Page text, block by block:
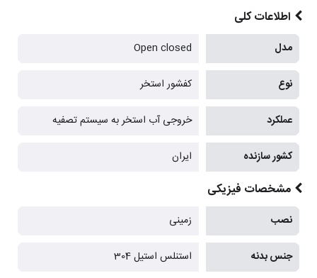
اطلاعات کلی
مدل Open closed
نوع کفشور استخر
عملکرد خروجی آب استخر به سیستم تصفیه
کشور سازنده ایران
مشخصات فیزیکی
نصب زمینی
جنس بدنه استنلس استیل 304